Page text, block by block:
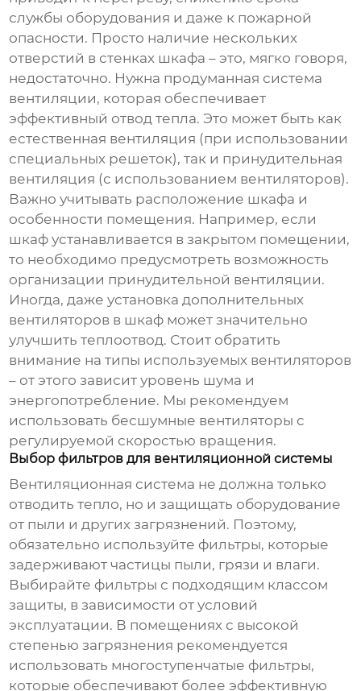
службы оборудования и даже к пожарной
опасности. Просто наличие нескольких
отверстий в стенках шкафа – это, мягко говоря,
недостаточно. Нужна продуманная система
вентиляции, которая обеспечивает
эффективный отвод тепла. Это может быть как
естественная вентиляция (при использовании
специальных решеток), так и принудительная
вентиляция (с использованием вентиляторов).
Важно учитывать расположение шкафа и
особенности помещения. Например, если
шкаф устанавливается в закрытом помещении,
то необходимо предусмотреть возможность
организации принудительной вентиляции.
Иногда, даже установка дополнительных
вентиляторов в шкаф может значительно
улучшить теплоотвод. Стоит обратить
внимание на типы используемых вентиляторов
– от этого зависит уровень шума и
энергопотребление. Мы рекомендуем
использовать бесшумные вентиляторы с
регулируемой скоростью вращения.
Выбор фильтров для вентиляционной системы
Вентиляционная система не должна только
отводить тепло, но и защищать оборудование
от пыли и других загрязнений. Поэтому,
обязательно используйте фильтры, которые
задерживают частицы пыли, грязи и влаги.
Выбирайте фильтры с подходящим классом
защиты, в зависимости от условий
эксплуатации. В помещениях с высокой
степенью загрязнения рекомендуется
использовать многоступенчатые фильтры,
которые обеспечивают более эффективную